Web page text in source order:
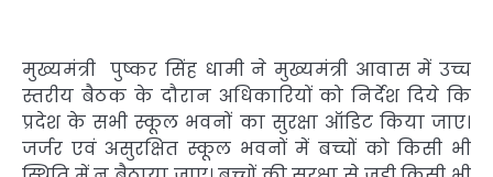
मुख्यमंत्री पुष्कर सिंह धामी ने मुख्यमंत्री आवास में उच्च
स्तरीय बैठक के दौरान अधिकारियों को निर्देश दिये कि
प्रदेश के सभी स्कूल भवनों का सुरक्षा ऑडिट किया जाए।
जर्जर एवं असुरक्षित स्कूल भवनों में बच्चों को किसी भी